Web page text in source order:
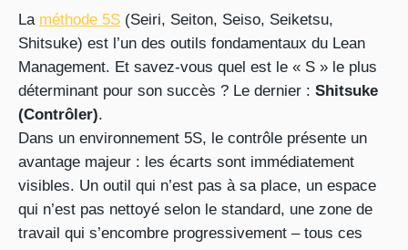
La méthode 5S (Seiri, Seiton, Seiso, Seiketsu,
Shitsuke) est l’un des outils fondamentaux du Lean
Management. Et savez-vous quel est le « S » le plus
déterminant pour son succès ? Le dernier : Shitsuke
(Contrôler).
Dans un environnement 5S, le contrôle présente un
avantage majeur : les écarts sont immédiatement
visibles. Un outil qui n’est pas à sa place, un espace
qui n’est pas nettoyé selon le standard, une zone de
travail qui s’encombre progressivement – tous ces